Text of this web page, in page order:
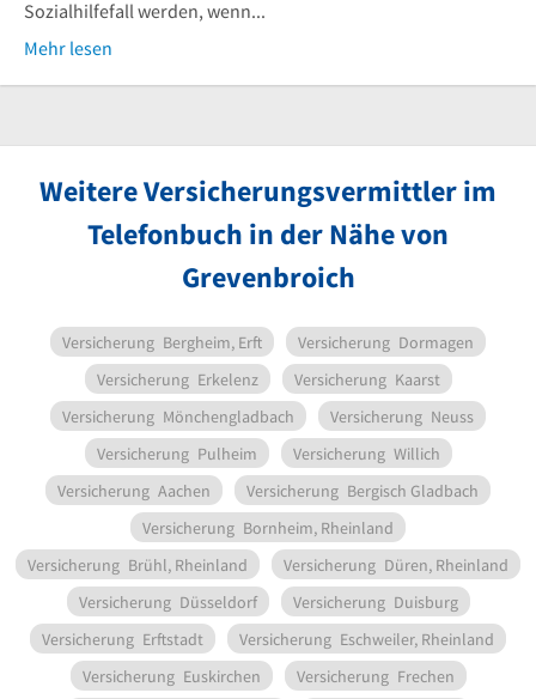
Sozialhilfefall werden, wenn...
Mehr lesen
Weitere Versicherungsvermittler im
Telefonbuch in der Nähe von
Grevenbroich
Versicherung Bergheim, Erft Versicherung Dormagen
Versicherung Erkelenz Versicherung Kaarst
Versicherung Mönchengladbach Versicherung Neuss
Versicherung Pulheim Versicherung Willich
Versicherung Aachen Versicherung Bergisch Gladbach
Versicherung Bornheim, Rheinland
Versicherung Brühl, Rheinland Versicherung Düren, Rheinland
Versicherung Düsseldorf Versicherung Duisburg
Versicherung Erftstadt Versicherung Eschweiler, Rheinland
Versicherung Euskirchen Versicherung Frechen